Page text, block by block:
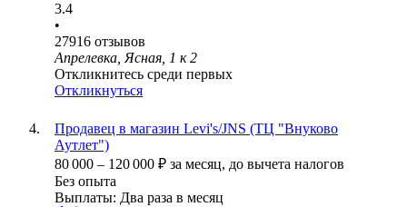
3.4
•
27916 отзывов
Апрелевка, Ясная, 1 к 2
Откликнитесь среди первых
Откликнуться
Продавец в магазин Levi's/JNS (ТЦ "Внуково
Аутлет")
80 000 – 120 000 ₽ за месяц, до вычета налогов
Без опыта
Выплаты: Два раза в месяц